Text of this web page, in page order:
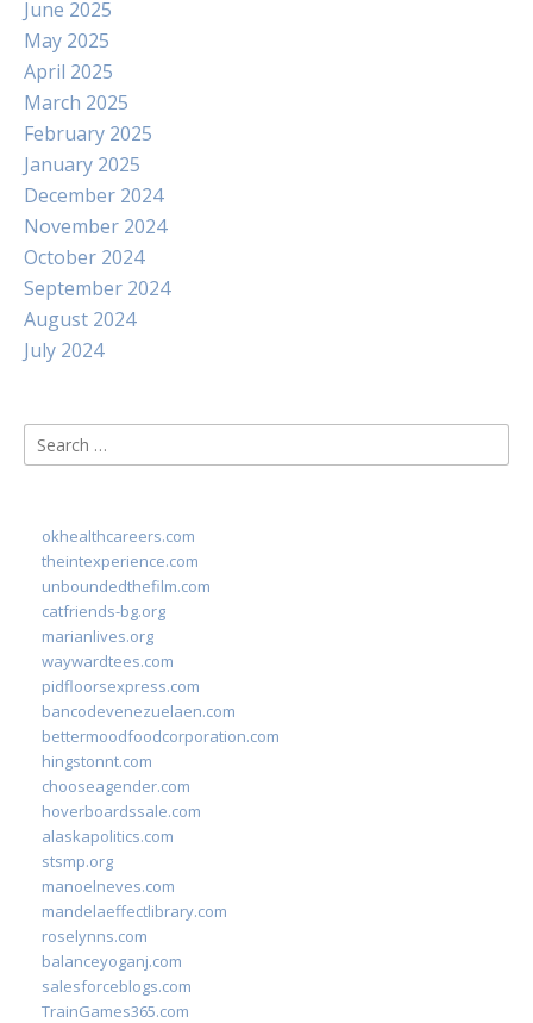
June 2025
May 2025
April 2025
March 2025
February 2025
January 2025
December 2024
November 2024
October 2024
September 2024
August 2024
July 2024
Search
for:
okhealthcareers.com
theintexperience.com
unboundedthefilm.com
catfriends-bg.org
marianlives.org
waywardtees.com
pidfloorsexpress.com
bancodevenezuelaen.com
bettermoodfoodcorporation.com
hingstonnt.com
chooseagender.com
hoverboardssale.com
alaskapolitics.com
stsmp.org
manoelneves.com
mandelaeffectlibrary.com
roselynns.com
balanceyoganj.com
salesforceblogs.com
TrainGames365.com